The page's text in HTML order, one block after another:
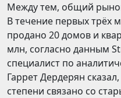
Между тем, общий
В течение первых трёх
продано 20 домов и
млн, согласно данным
специалист по
Гаррет Дердерян
степени связано со